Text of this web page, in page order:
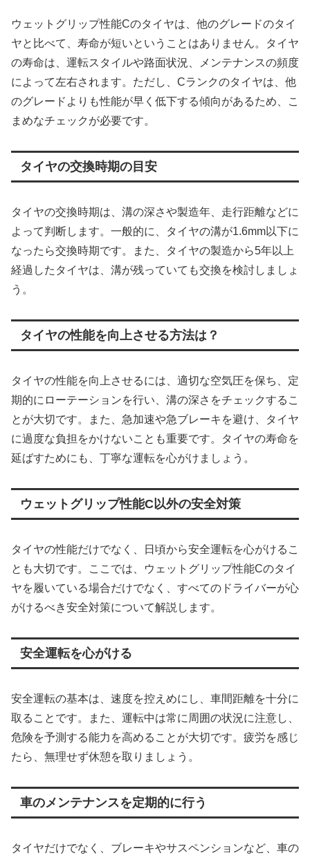
ウェットグリップ性能Cのタイヤは、他のグレードのタイ
ヤと比べて、寿命が短いということはありません。タイヤ
の寿命は、運転スタイルや路面状況、メンテナンスの頻度
によって左右されます。ただし、Cランクのタイヤは、他
のグレードよりも性能が早く低下する傾向があるため、こ
まめなチェックが必要です。
タイヤの交換時期の目安
タイヤの交換時期は、溝の深さや製造年、走行距離などに
よって判断します。一般的に、タイヤの溝が1.6mm以下に
なったら交換時期です。また、タイヤの製造から5年以上
経過したタイヤは、溝が残っていても交換を検討しましょ
う。
タイヤの性能を向上させる方法は？
タイヤの性能を向上させるには、適切な空気圧を保ち、定
期的にローテーションを行い、溝の深さをチェックするこ
とが大切です。また、急加速や急ブレーキを避け、タイヤ
に過度な負担をかけないことも重要です。タイヤの寿命を
延ばすためにも、丁寧な運転を心がけましょう。
ウェットグリップ性能C以外の安全対策
タイヤの性能だけでなく、日頃から安全運転を心がけるこ
とも大切です。ここでは、ウェットグリップ性能Cのタイ
ヤを履いている場合だけでなく、すべてのドライバーが心
がけるべき安全対策について解説します。
安全運転を心がける
安全運転の基本は、速度を控えめにし、車間距離を十分に
取ることです。また、運転中は常に周囲の状況に注意し、
危険を予測する能力を高めることが大切です。疲労を感じ
たら、無理せず休憩を取りましょう。
車のメンテナンスを定期的に行う
タイヤだけでなく、ブレーキやサスペンションなど、車の